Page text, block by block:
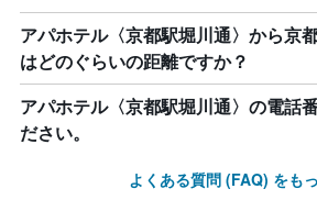
アパホテル〈京都駅堀川通〉から京
はどのぐらいの距離ですか？
アパホテル〈京都駅堀川通〉の電話
ださい。
よくある質問 (FAQ) をも